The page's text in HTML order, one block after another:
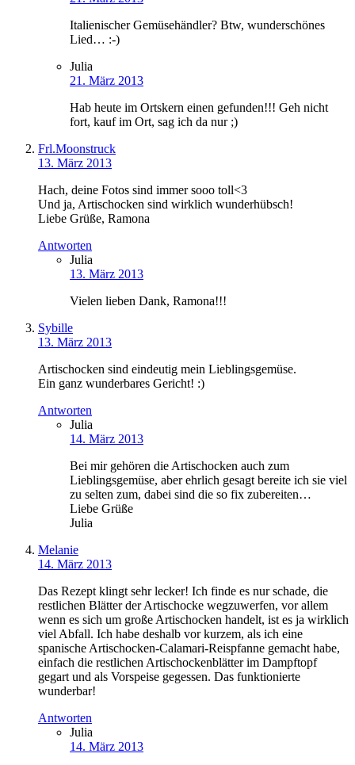
Italienischer Gemüsehändler? Btw, wunderschönes
Lied… :-)
Julia
21. März 2013
Hab heute im Ortskern einen gefunden!!! Geh nicht
fort, kauf im Ort, sag ich da nur ;)
Frl.Moonstruck
13. März 2013
Hach, deine Fotos sind immer sooo toll<3
Und ja, Artischocken sind wirklich wunderhübsch!
Liebe Grüße, Ramona
Antworten
Julia
13. März 2013
Vielen lieben Dank, Ramona!!!
Sybille
13. März 2013
Artischocken sind eindeutig mein Lieblingsgemüse.
Ein ganz wunderbares Gericht! :)
Antworten
Julia
14. März 2013
Bei mir gehören die Artischocken auch zum
Lieblingsgemüse, aber ehrlich gesagt bereite ich sie viel
zu selten zum, dabei sind die so fix zubereiten…
Liebe Grüße
Julia
Melanie
14. März 2013
Das Rezept klingt sehr lecker! Ich finde es nur schade, die
restlichen Blätter der Artischocke wegzuwerfen, vor allem
wenn es sich um große Artischocken handelt, ist es ja wirklich
viel Abfall. Ich habe deshalb vor kurzem, als ich eine
spanische Artischocken-Calamari-Reispfanne gemacht habe,
einfach die restlichen Artischockenblätter im Dampftopf
gegart und als Vorspeise gegessen. Das funktionierte
wunderbar!
Antworten
Julia
14. März 2013